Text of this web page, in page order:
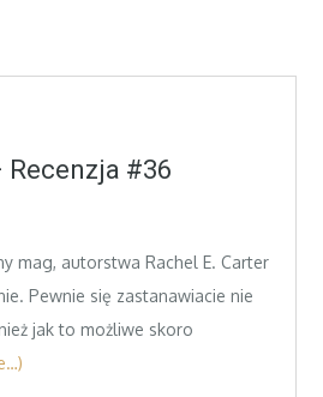
#36
mag, autorstwa Rachel E. Carter
Pewnie się zastanawiacie nie
jak to możliwe skoro